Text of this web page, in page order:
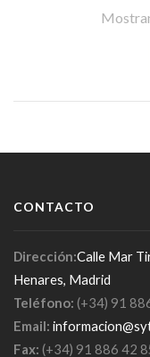
CONTACTO
Dirección:Calle Mar
Henares, Madrid
Teléfono: (+34) 91
Email:
Fax: (+34) 91 886 42